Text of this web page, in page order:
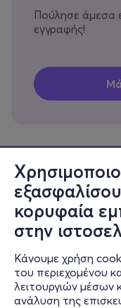
κορυφαία
στην
Κάνουμε χρήση
του περιεχομένου
λειτουργιών μέσων
ανάλυση της
Πούλησε άμεσα
εγγραφής!
Πληροφορίες
Υποστήριξη
Stay Connected